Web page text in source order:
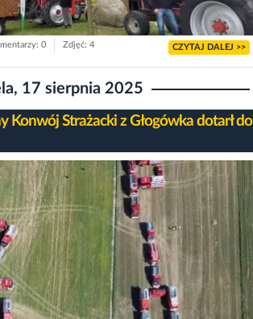
0 Zdjęć: 4 CZYTAJ DALEJ >>
17 sierpnia 2025
Konwój Strażacki z Głogówka dotarł do